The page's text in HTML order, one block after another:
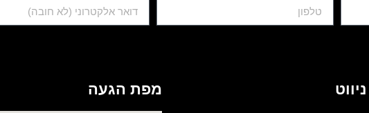
ניווט מפת הגעה